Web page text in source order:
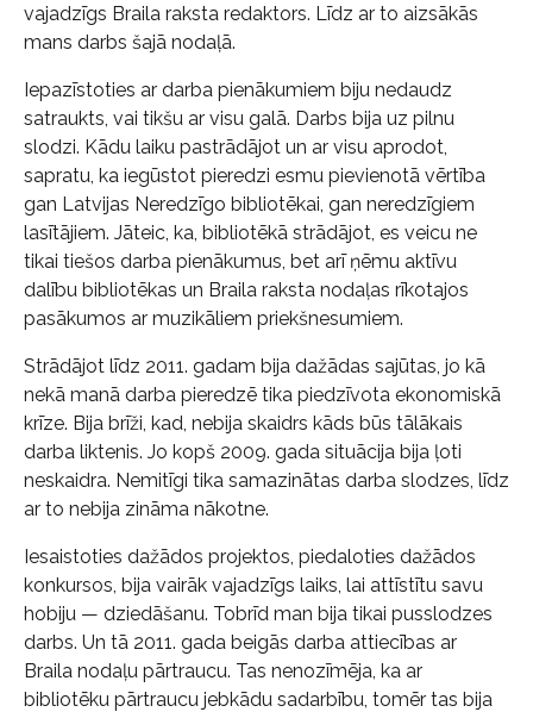
vajadzīgs Braila raksta redaktors. Līdz ar to aizsākās
mans darbs šajā nodaļā.
Iepazīstoties ar darba pienākumiem biju nedaudz
satraukts, vai tikšu ar visu galā. Darbs bija uz pilnu
slodzi. Kādu laiku pastrādājot un ar visu aprodot,
sapratu, ka iegūstot pieredzi esmu pievienotā vērtība
gan Latvijas Neredzīgo bibliotēkai, gan neredzīgiem
lasītājiem. Jāteic, ka, bibliotēkā strādājot, es veicu ne
tikai tiešos darba pienākumus, bet arī ņēmu aktīvu
dalību bibliotēkas un Braila raksta nodaļas rīkotajos
pasākumos ar muzikāliem priekšnesumiem.
Strādājot līdz 2011. gadam bija dažādas sajūtas, jo kā
nekā manā darba pieredzē tika piedzīvota ekonomiskā
krīze. Bija brīži, kad, nebija skaidrs kāds būs tālākais
darba liktenis. Jo kopš 2009. gada situācija bija ļoti
neskaidra. Nemitīgi tika samazinātas darba slodzes, līdz
ar to nebija zināma nākotne.
Iesaistoties dažādos projektos, piedaloties dažādos
konkursos, bija vairāk vajadzīgs laiks, lai attīstītu savu
hobiju — dziedāšanu. Tobrīd man bija tikai pusslodzes
darbs. Un tā 2011. gada beigās darba attiecības ar
Braila nodaļu pārtraucu. Tas nenozīmēja, ka ar
bibliotēku pārtraucu jebkādu sadarbību, tomēr tas bija